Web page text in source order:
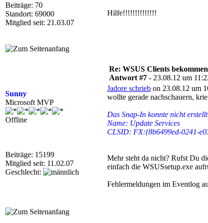
Beiträge: 70
Standort: 69000
Mitglied seit: 21.03.07
Hilfe!!!!!!!!!!!!!!
Sunny
Microsoft MVP
Offline
Beiträge: 15199
Mitglied seit: 11.02.07
Geschlecht:
Re: WSUS Clients
Antwort #7 - 23.08.12 um
Jadore schrieb on 23.08.12 um
wollte gerade nachschauern,
Das Snap-In konnte nicht
Name: Update Services
CLSID: FX:{8b6499ed-0241-
Mehr steht da nicht? Rufst Du
einfach die WSUSsetup.exe
Fehlermeldungen im Eventlog